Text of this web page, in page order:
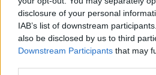
disclosure of your personal
IAB’s list of downstream
also be disclosed by us to third
Downstream Participants that may
​Clima ballerino e sbalzi d’umore
La maternità
​L’uomo o l’orso?
Non hanno un amico a teatro​
​Tutta una questione di rispetto
​Cose che ci esauriscono